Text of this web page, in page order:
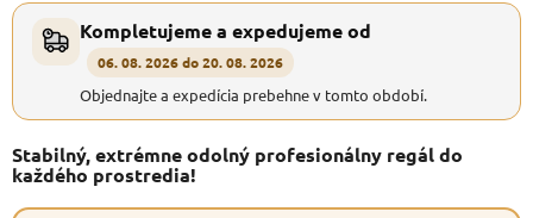
Kompletujeme a expedujeme od
06. 08. 2026 do 20. 08. 2026
Objednajte a expedícia prebehne v tomto období.
Stabilný, extrémne odolný profesionálny regál do
každého prostredia!